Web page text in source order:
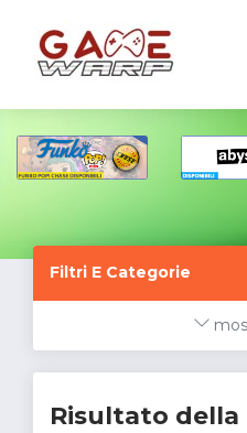
Filtri E Categorie
Risultato della